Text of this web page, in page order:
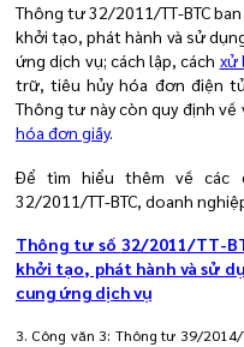
Thông tư 32/2011/TT-BTC
khởi tạo, phát hành và sử
ứng dịch vụ; cách lập, cách xử
trữ, tiêu hủy hóa đơn điện
Thông tư này còn quy định về
hóa đơn giấy.
Để tìm hiểu thêm về
32/2011/TT-BTC, doanh
Thông tư số 32/2011/TT-
khởi tạo, phát hành và sử
cung ứng dịch vụ
3. Công văn 3: Thông tư 39/